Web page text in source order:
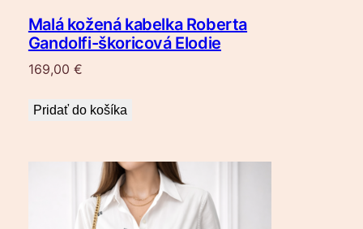
Malá kožená kabelka Roberta
Gandolfi-škoricová Elodie
169,00 €
Pridať do košíka